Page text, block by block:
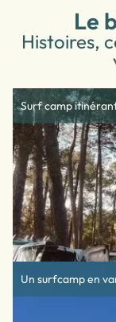
Le
Histoires,
Surf camp
Un surfcamp en